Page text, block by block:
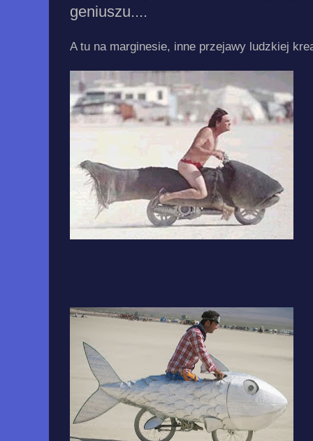
geniuszu....
A tu na marginesie, inne przejawy ludzkiej